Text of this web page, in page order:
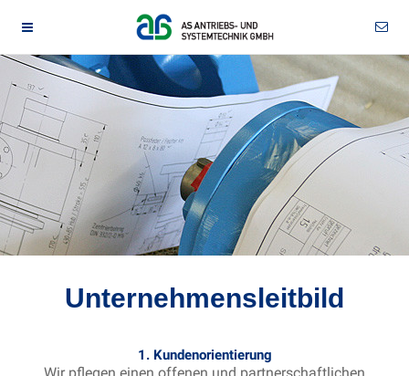
Unternehmensleitbild
1. Kundenorientierung